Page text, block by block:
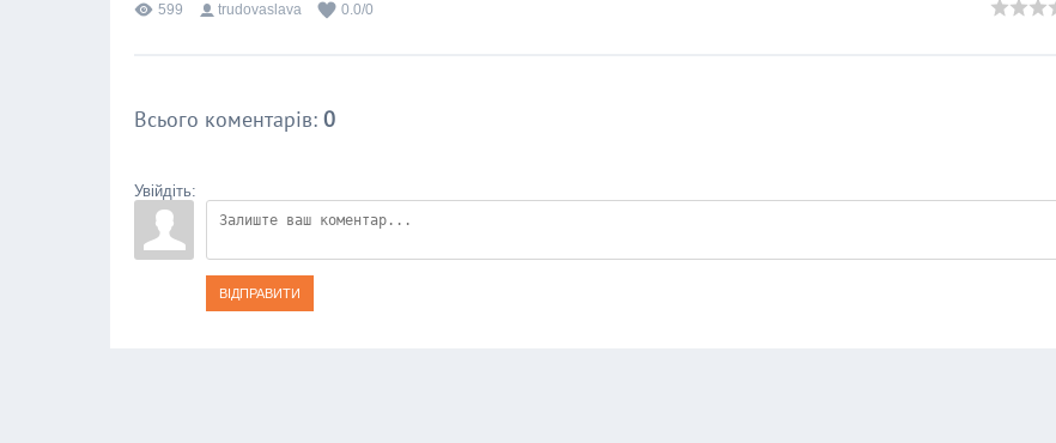
599 trudovaslava 0.0/0
Всього коментарів: 0
Увійдіть:
ВІДПРАВИТИ